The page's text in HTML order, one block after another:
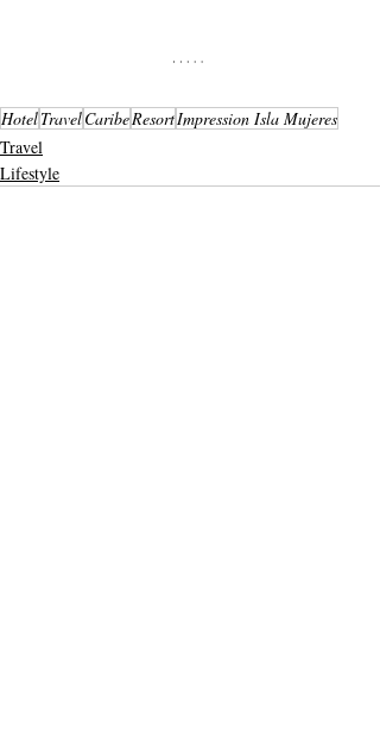
HotelTravelCaribeResortImpression Isla Mujeres
Travel
Lifestyle